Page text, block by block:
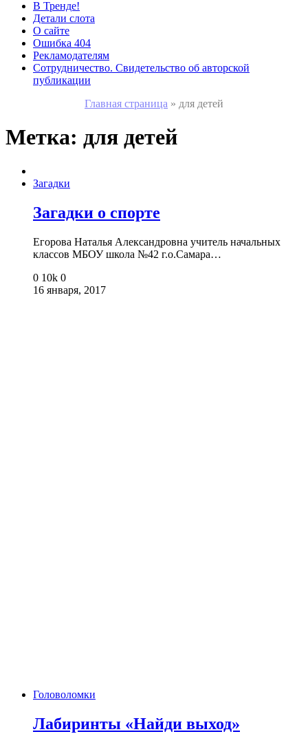
В Тренде!
Детали слота
О сайте
Ошибка 404
Рекламодателям
Сотрудничество. Свидетельство об авторской
публикации
Главная страница » для детей
Метка: для детей
Загадки
Загадки о спорте
Егорова Наталья Александровна учитель начальных
классов МБОУ школа №42 г.о.Самара…
0 10k 0
16 января, 2017
Головоломки
Лабиринты «Найди выход»